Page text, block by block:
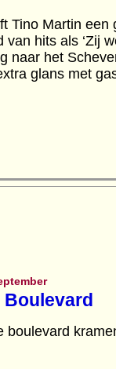
Tino Martin
hits als ‘Zij
naar het
glans met
boulevard